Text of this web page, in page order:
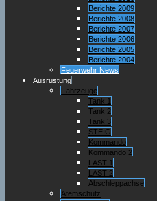
Berichte 2009
Berichte 2008
Berichte 2007
Berichte 2006
Berichte 2005
Berichte 2004
Feuerwehr News
Ausrüstung
Fahrzeuge
Tank 1
Tank 2
Tank 3
STEIG
Kommando
Kommando 2
LAST 1
LAST 2
Abschleppachse
Atemschutz